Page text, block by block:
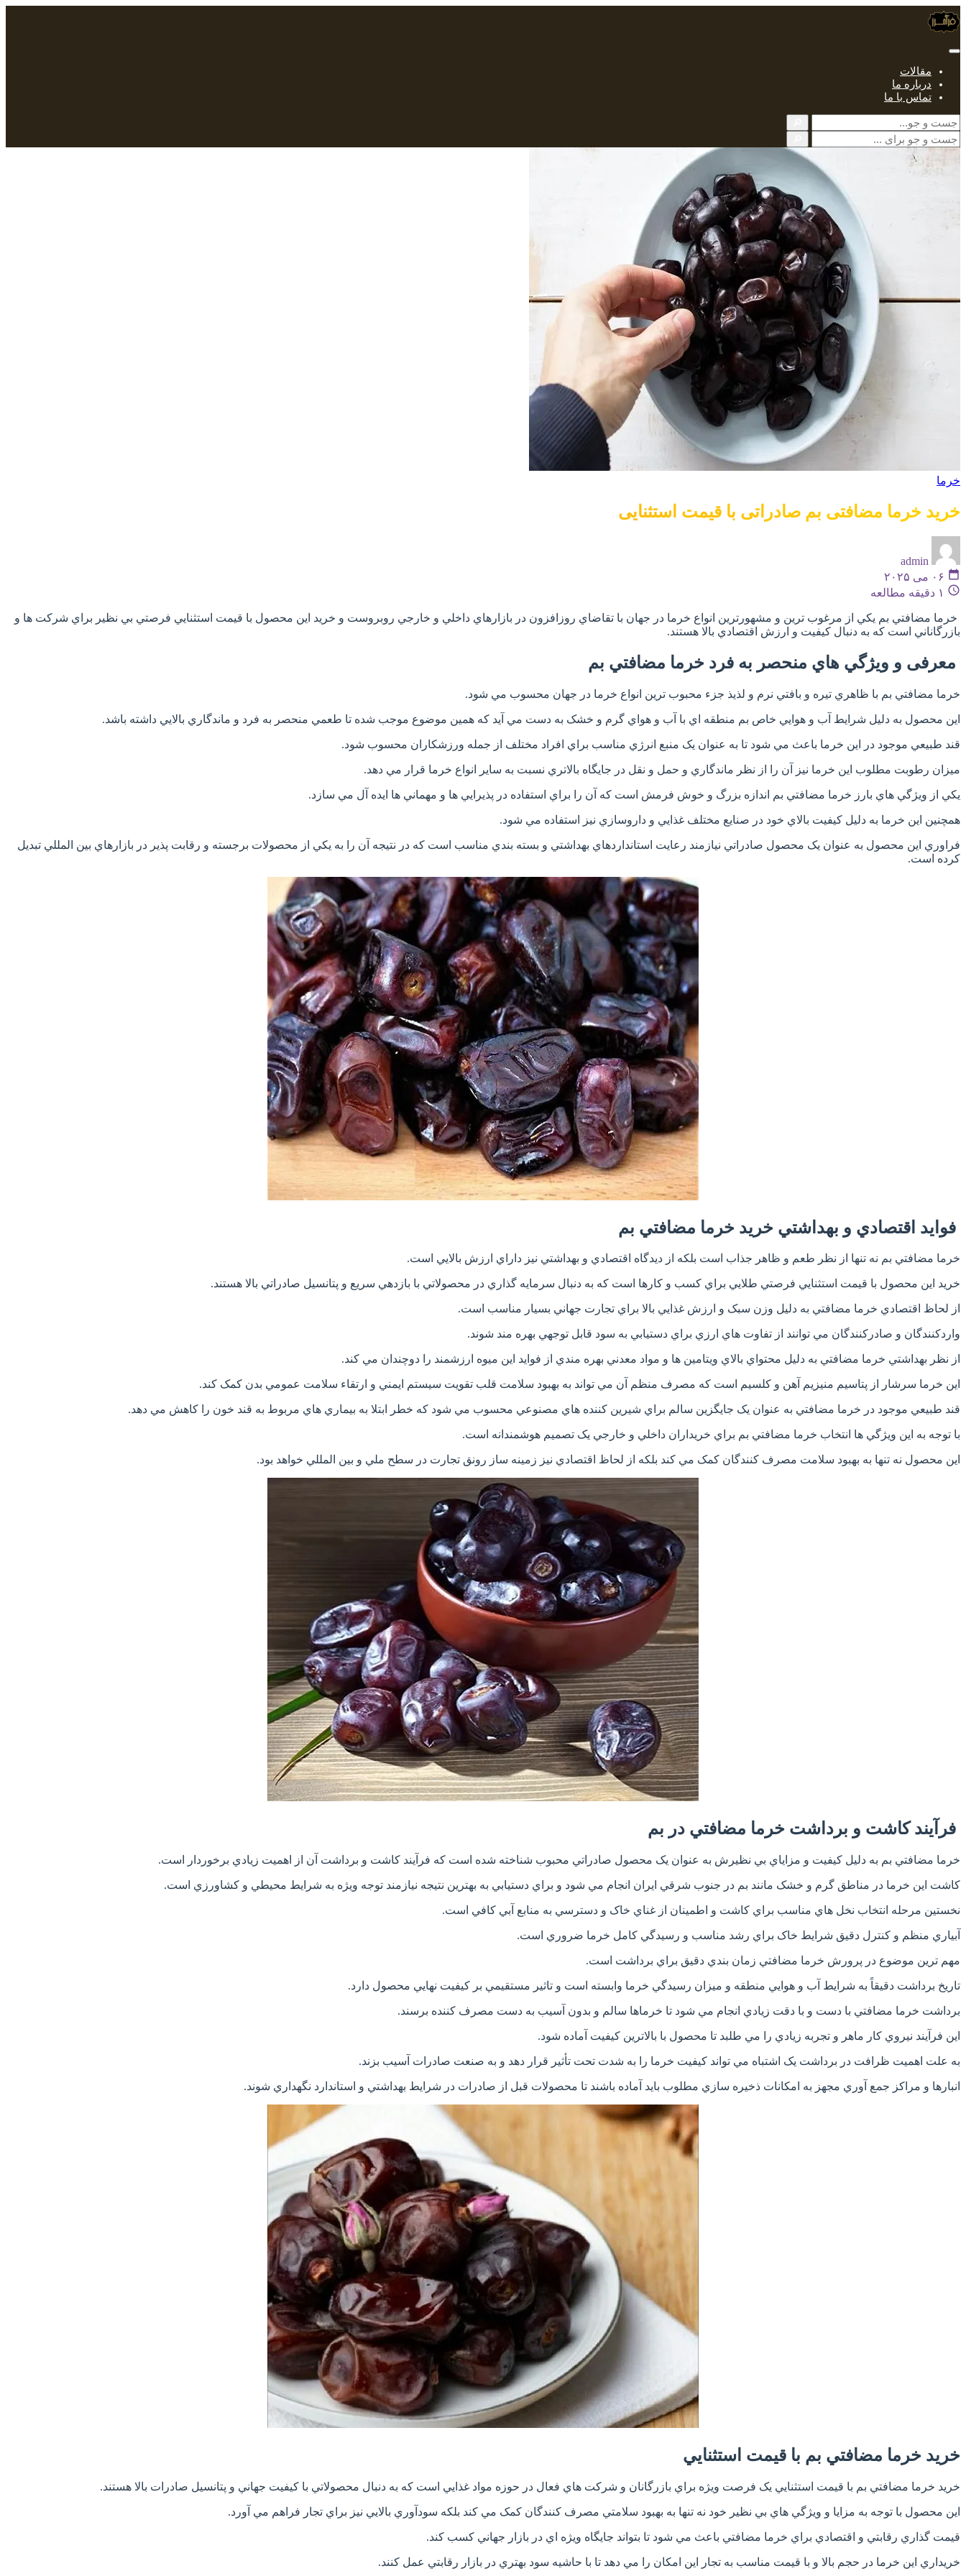
مقالات
درباره ما
تماس با ما
خرما
خرید خرما مضافتی بم صادراتی با قیمت استثنایی
admin
۰۶ می ۲۰۲۵
۱ دقیقه مطالعه
خرما مضافتي بم يکي از مرغوب ترين و مشهورترين انواع خرما در جهان با تقاضاي روزافزون در بازارهاي داخلي و خارجي روبروست و خريد اين محصول با قيمت استثنايي فرصتي بي نظير براي شرکت ها و
بازرگاناني است که به دنبال کيفيت و ارزش اقتصادي بالا هستند.
معرفی و ويژگي هاي منحصر به فرد خرما مضافتي بم
خرما مضافتي بم با ظاهري تيره و بافتي نرم و لذيذ جزء محبوب ترين انواع خرما در جهان محسوب مي شود.
اين محصول به دليل شرايط آب و هوايي خاص بم منطقه اي با آب و هواي گرم و خشک به دست مي آيد که همين موضوع موجب شده تا طعمي منحصر به فرد و ماندگاري بالايي داشته باشد.
قند طبيعي موجود در اين خرما باعث مي شود تا به عنوان يک منبع انرژي مناسب براي افراد مختلف از جمله ورزشکاران محسوب شود.
ميزان رطوبت مطلوب اين خرما نيز آن را از نظر ماندگاري و حمل و نقل در جايگاه بالاتري نسبت به ساير انواع خرما قرار مي دهد.
يکي از ويژگي هاي بارز خرما مضافتي بم اندازه بزرگ و خوش فرمش است که آن را براي استفاده در پذيرايي ها و مهماني ها ايده آل مي سازد.
همچنين اين خرما به دليل کيفيت بالاي خود در صنايع مختلف غذايي و داروسازي نيز استفاده مي شود.
فراوري اين محصول به عنوان يک محصول صادراتي نيازمند رعايت استانداردهاي بهداشتي و بسته بندي مناسب است که در نتيجه آن را به يکي از محصولات برجسته و رقابت پذير در بازارهاي بين المللي تبديل
کرده است.
فوايد اقتصادي و بهداشتي خريد خرما مضافتي بم
خرما مضافتي بم نه تنها از نظر طعم و ظاهر جذاب است بلکه از ديدگاه اقتصادي و بهداشتي نيز داراي ارزش بالايي است.
خريد اين محصول با قيمت استثنايي فرصتي طلايي براي کسب و کارها است که به دنبال سرمايه گذاري در محصولاتي با بازدهي سريع و پتانسيل صادراتي بالا هستند.
از لحاظ اقتصادي خرما مضافتي به دليل وزن سبک و ارزش غذايي بالا براي تجارت جهاني بسيار مناسب است.
واردکنندگان و صادرکنندگان مي توانند از تفاوت هاي ارزي براي دستيابي به سود قابل توجهي بهره مند شوند.
از نظر بهداشتي خرما مضافتي به دليل محتواي بالاي ويتامين ها و مواد معدني بهره مندي از فوايد اين ميوه ارزشمند را دوچندان مي کند.
اين خرما سرشار از پتاسيم منيزيم آهن و کلسيم است که مصرف منظم آن مي تواند به بهبود سلامت قلب تقويت سيستم ايمني و ارتقاء سلامت عمومي بدن کمک کند.
قند طبيعي موجود در خرما مضافتي به عنوان يک جايگزين سالم براي شيرين کننده هاي مصنوعي محسوب مي شود که خطر ابتلا به بيماري هاي مربوط به قند خون را کاهش مي دهد.
با توجه به اين ويژگي ها انتخاب خرما مضافتي بم براي خريداران داخلي و خارجي يک تصميم هوشمندانه است.
اين محصول نه تنها به بهبود سلامت مصرف کنندگان کمک مي کند بلکه از لحاظ اقتصادي نيز زمينه ساز رونق تجارت در سطح ملي و بين المللي خواهد بود.
فرآيند کاشت و برداشت خرما مضافتي در بم
خرما مضافتي بم به دليل کيفيت و مزاياي بي نظيرش به عنوان يک محصول صادراتي محبوب شناخته شده است که فرآيند کاشت و برداشت آن از اهميت زيادي برخوردار است.
کاشت اين خرما در مناطق گرم و خشک مانند بم در جنوب شرقي ايران انجام مي شود و براي دستيابي به بهترين نتيجه نيازمند توجه ويژه به شرايط محيطي و کشاورزي است.
نخستين مرحله انتخاب نخل هاي مناسب براي کاشت و اطمينان از غناي خاک و دسترسي به منابع آبي کافي است.
آبياري منظم و کنترل دقيق شرايط خاک براي رشد مناسب و رسيدگي کامل خرما ضروري است.
مهم ترين موضوع در پرورش خرما مضافتي زمان بندي دقيق براي برداشت است.
تاريخ برداشت دقيقاً به شرايط آب و هوايي منطقه و ميزان رسيدگي خرما وابسته است و تاثير مستقيمي بر کيفيت نهايي محصول دارد.
برداشت خرما مضافتي با دست و با دقت زيادي انجام مي شود تا خرماها سالم و بدون آسيب به دست مصرف کننده برسند.
اين فرآيند نيروي کار ماهر و تجربه زيادي را مي طلبد تا محصول با بالاترين کيفيت آماده شود.
به علت اهميت ظرافت در برداشت يک اشتباه مي تواند کيفيت خرما را به شدت تحت تأثير قرار دهد و به صنعت صادرات آسيب بزند.
انبارها و مراکز جمع آوري مجهز به امکانات ذخيره سازي مطلوب بايد آماده باشند تا محصولات قبل از صادرات در شرايط بهداشتي و استاندارد نگهداري شوند.
خريد خرما مضافتي بم با قيمت استثنايي
خريد خرما مضافتي بم با قيمت استثنايي يک فرصت ويژه براي بازرگانان و شرکت هاي فعال در حوزه مواد غذايي است که به دنبال محصولاتي با کيفيت جهاني و پتانسيل صادرات بالا هستند.
اين محصول با توجه به مزايا و ويژگي هاي بي نظير خود نه تنها به بهبود سلامتي مصرف کنندگان کمک مي کند بلکه سودآوري بالايي نيز براي تجار فراهم مي آورد.
قيمت گذاري رقابتي و اقتصادي براي خرما مضافتي باعث مي شود تا بتواند جايگاه ويژه اي در بازار جهاني کسب کند.
خريداري اين خرما در حجم بالا و با قيمت مناسب به تجار اين امکان را مي دهد تا با حاشيه سود بهتري در بازار رقابتي عمل کنند.